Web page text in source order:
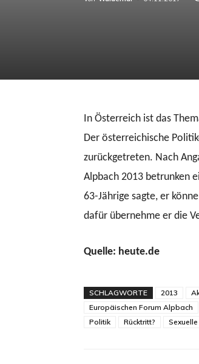
In Österreich ist das
Der österreichische
zurückgetreten. Nach
Alpbach 2013 betrunken
63-Jährige sagte, er
dafür übernehme er die
Quelle: heute.de
SCHLAGWORTE 2013
Europäischen Forum Alpbach
Politik
Rücktritt?